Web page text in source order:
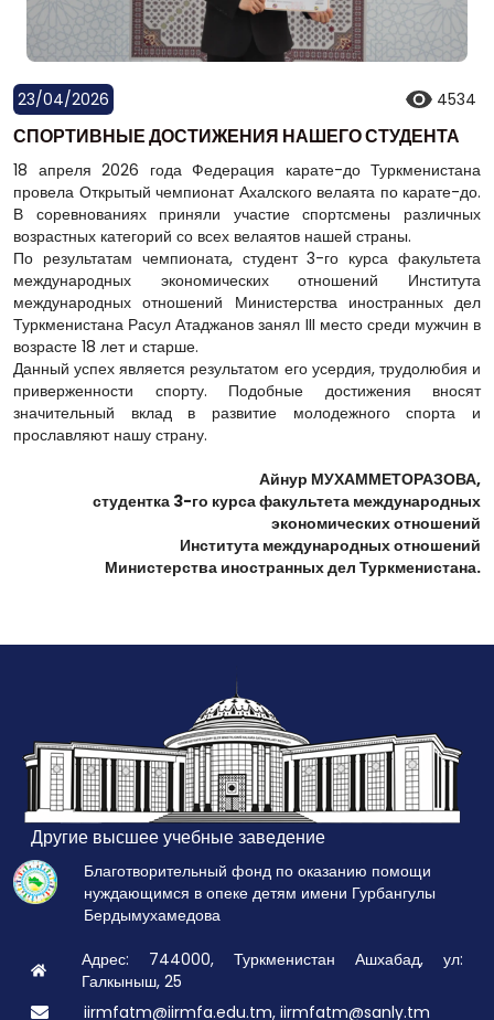
23/04/2026 4534
СПОРТИВНЫЕ ДОСТИЖЕНИЯ НАШЕГО СТУДЕНТА
18 апреля 2026 года Федерация карате-до Туркменистана
провела Открытый чемпионат Ахалского велаята по карате-до.
В соревнованиях приняли участие спортсмены различных
возрастных категорий со всех велаятов нашей страны.
По результатам чемпионата, студент 3-го курса факультета
международных экономических отношений Института
международных отношений Министерства иностранных дел
Туркменистана Расул Атаджанов занял III место среди мужчин в
возрасте 18 лет и старше.
Данный успех является результатом его усердия, трудолюбия и
приверженности спорту. Подобные достижения вносят
значительный вклад в развитие молодежного спорта и
прославляют нашу страну.
Айнур МУХАММЕТОРАЗОВА,
студентка 3-го курса факультета международных
экономических отношений
Института международных отношений
Министерства иностранных дел Туркменистана.
Другие высшее учебные заведение
Благотворительный фонд по оказанию помощи
нуждающимся в опеке детям имени Гурбангулы
Бердымухамедова
Адрес: 744000, Туркменистан Ашхабад, ул:
Галкыныш, 25
iirmfatm@iirmfa.edu.tm, iirmfatm@sanly.tm